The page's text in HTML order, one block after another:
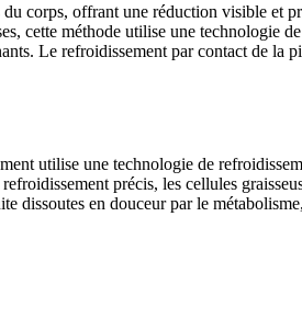
corps, offrant une réduction visible et
cette méthode utilise une technologie
Le refroidissement par contact de la
utilise une technologie de
précis, les cellules
dissoutes en douceur par le